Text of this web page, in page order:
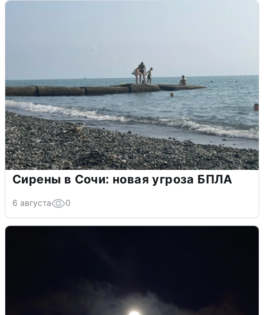
Сирены в Сочи: новая угроза БПЛА
6 августа 0